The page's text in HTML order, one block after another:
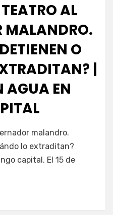
AL
MALANDRO.
O
|
AGUA EN
malandro.
lo extraditan?
capital. El 15 de